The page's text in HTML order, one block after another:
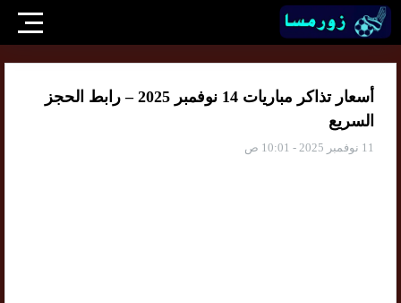
أسعار تذاكر مباريات 14 نوفمبر 2025 – رابط الحجز
السريع
11 نوفمبر 2025 - 10:01 ص